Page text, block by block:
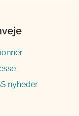
nyheder